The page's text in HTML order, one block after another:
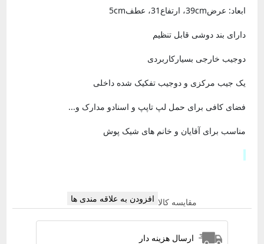
ابعاد: عرض39cm، ارتفاع31، عطف5cm
دارای بند دوشی قابل تنظیم
دوجیب خارجی بسیارکاربردی
یک جیب مرکزی و دوجیب تفکیک شده داخلی
فضای کافی برای حمل لپ تاپپ و اسنادو مدارک و...
مناسب برای آقایان و خانم های شیک پوش
مقایسه کالا افزودن به علاقه مندی ها
ارسال هزینه دار